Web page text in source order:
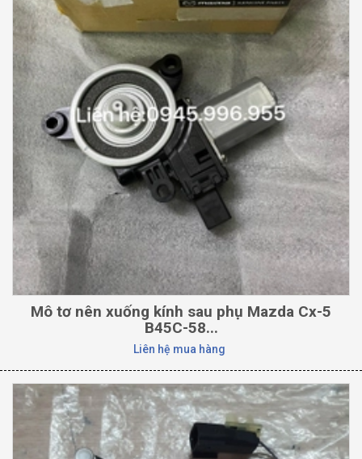
Mô tơ nên xuống kính sau phụ Mazda Cx-5
B45C-58...
Liên hệ mua hàng